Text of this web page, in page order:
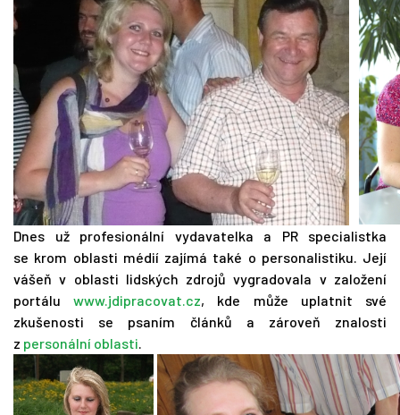
Dnes už profesionální vydavatelka a PR specialistka
se krom oblasti médií zajímá také o personalistiku. Její
vášeň v oblasti lidských zdrojů vygradovala v založení
portáluwww.jdipracovat.cz, kde může uplatnit své
zkušenosti se psaním článků a zároveň znalosti
z personální oblasti.